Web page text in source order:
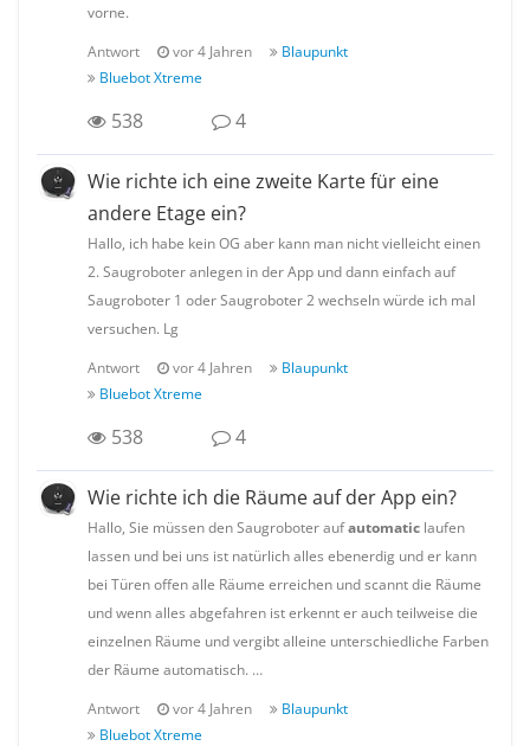
vorne.
Antwort vor 4 Jahren
Blaupunkt
Bluebot Xtreme
538 4
Wie richte ich eine zweite Karte für eine
andere Etage ein?
Hallo, ich habe kein OG aber kann man nicht vielleicht einen
2. Saugroboter anlegen in der App und dann einfach auf
Saugroboter 1 oder Saugroboter 2 wechseln würde ich mal
versuchen. Lg
Antwort vor 4 Jahren
Blaupunkt
Bluebot Xtreme
538 4
Wie richte ich die Räume auf der App ein?
Hallo, Sie müssen den Saugroboter aufautomaticlaufen
lassen und bei uns ist natürlich alles ebenerdig und er kann
bei Türen offen alle Räume erreichen und scannt die Räume
und wenn alles abgefahren ist erkennt er auch teilweise die
einzelnen Räume und vergibt alleine unterschiedliche Farben
der Räume automatisch. …
Antwort vor 4 Jahren
Blaupunkt
Bluebot Xtreme